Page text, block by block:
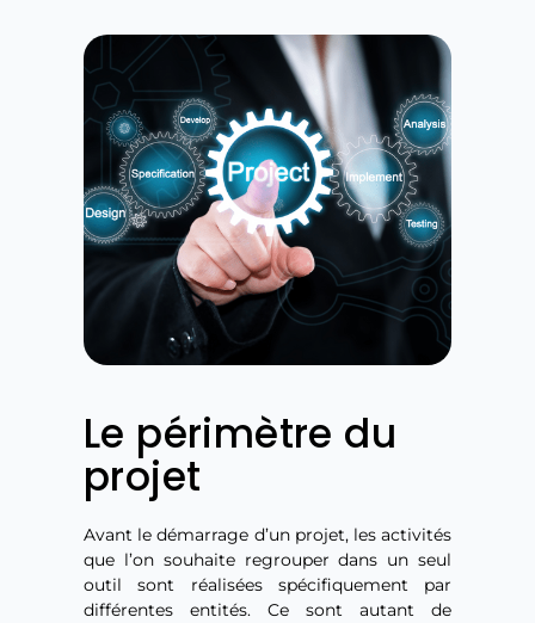
Le périmètre du
projet
Avant le démarrage d’un projet, les activités
que l’on souhaite regrouper dans un seul
outil sont réalisées spécifiquement par
différentes entités. Ce sont autant de